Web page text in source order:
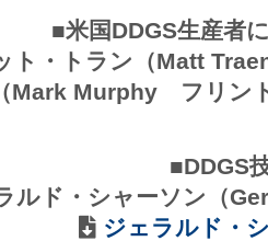
■米国DDGS生産者
ト・トラン（Matt
Mark Murphy フリン
■DDGS
ルド・シャーソン（
ジェラルド・